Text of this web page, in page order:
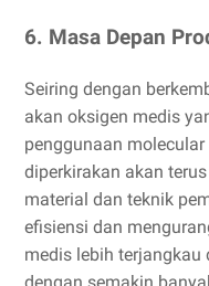
6. Masa Depan
Seiring dengan
akan oksigen medis
penggunaan
diperkirakan akan
material dan teknik
efisiensi dan
medis lebih terjangkau